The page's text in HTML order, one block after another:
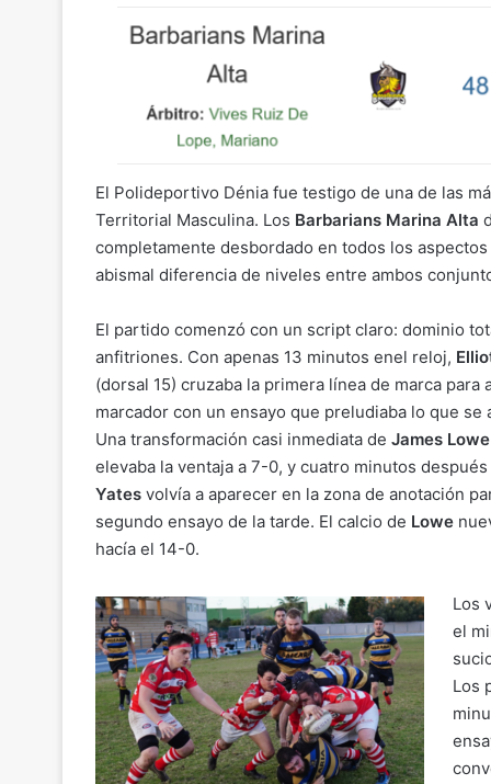
p
Li
k
ai c
e
b
o
o
k
at
A
p
p
e
p
ar
El Polideportivo Dénia fue testigo de una de las
Territorial Masculina. Los Barbarians Marina Alta
completamente desbordado en todos los
abismal diferencia de niveles entre ambos
El partido comenzó con un script claro: dominio
anfitriones. Con apenas 13 minutos enel reloj,
(dorsal 15) cruzaba la primera línea de marca para
marcador con un ensayo que preludiaba lo que se
Una transformación casi inmediata de James Lowe
elevaba la ventaja a 7-0, y cuatro minutos
Yates volvía a aparecer en la zona de anotación
segundo ensayo de la tarde. El calcio de Lowe
hacía el 14-0.
Los
el
Los